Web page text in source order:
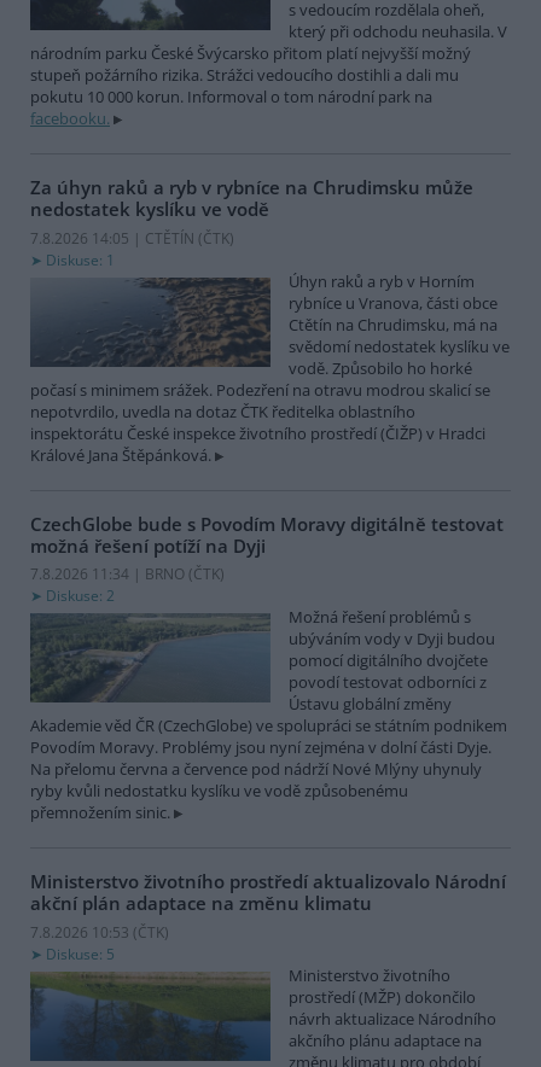
s vedoucím rozdělala oheň,
který při odchodu neuhasila. V
národním parku České Švýcarsko přitom platí nejvyšší možný
stupeň požárního rizika. Strážci vedoucího dostihli a dali mu
pokutu 10 000 korun. Informoval o tom národní park na
facebooku.
Za úhyn raků a ryb v rybníce na Chrudimsku může
nedostatek kyslíku ve vodě
7.8.2026 14:05 | CTĚTÍN (ČTK)
Diskuse: 1
Úhyn raků a ryb v Horním
rybníce u Vranova, části obce
Ctětín na Chrudimsku, má na
svědomí nedostatek kyslíku ve
vodě. Způsobilo ho horké
počasí s minimem srážek. Podezření na otravu modrou skalicí se
nepotvrdilo, uvedla na dotaz ČTK ředitelka oblastního
inspektorátu České inspekce životního prostředí (ČIŽP) v Hradci
Králové Jana Štěpánková.
CzechGlobe bude s Povodím Moravy digitálně testovat
možná řešení potíží na Dyji
7.8.2026 11:34 | BRNO (ČTK)
Diskuse: 2
Možná řešení problémů s
ubýváním vody v Dyji budou
pomocí digitálního dvojčete
povodí testovat odborníci z
Ústavu globální změny
Akademie věd ČR (CzechGlobe) ve spolupráci se státním podnikem
Povodím Moravy. Problémy jsou nyní zejména v dolní části Dyje.
Na přelomu června a července pod nádrží Nové Mlýny uhynuly
ryby kvůli nedostatku kyslíku ve vodě způsobenému
přemnožením sinic.
Ministerstvo životního prostředí aktualizovalo Národní
akční plán adaptace na změnu klimatu
7.8.2026 10:53 (ČTK)
Diskuse: 5
Ministerstvo životního
prostředí (MŽP) dokončilo
návrh aktualizace Národního
akčního plánu adaptace na
změnu klimatu pro období